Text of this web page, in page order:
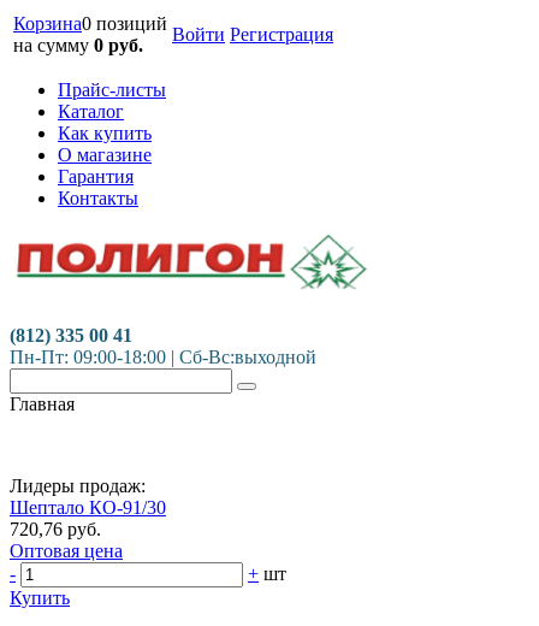
Корзина0 позиций
на сумму 0 руб.
Войти Регистрация
Прайс-листы
Каталог
Как купить
О магазине
Гарантия
Контакты
(812) 335 00 41
Пн-Пт: 09:00-18:00 | Сб-Вс:выходной
Главная
Лидеры продаж:
Шептало КО-91/30
720,76 руб.
Оптовая цена
-
+ шт
Купить